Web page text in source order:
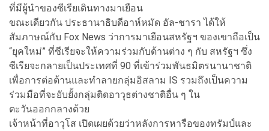
ที่มีผู้นำของซีเรียเดินทางมาเยือน
ขณะเดียวกัน ประธานาธิบดีอาห์หมัด อัล-ชารา ได้ให้
สัมภาษณ์กับ Fox News ว่าการมาเยือนสหรัฐฯ ของเขาถือเป็น
“ยุคใหม่” ที่ซีเรียจะให้ความร่วมกับด้านต่าง ๆ กับ สหรัฐฯ ซึ่ง
ซีเรียจะกลายเป็นประเทศที่ 90 ที่เข้าร่วมพันธมิตรนานาชาติ
เพื่อการต่อต้านและทำลายกลุ่มอิสลาม IS รวมถึงเป็นความ
ร่วมมือที่จะยับยั้งกลุ่มติดอาวุธต่างชาติอื่น ๆ ใน
ตะวันออกกลางด้วย
เจ้าหน้าที่อาวุโส เปิดเผยด้วยว่าหลังการหารือของทรัมป์และ